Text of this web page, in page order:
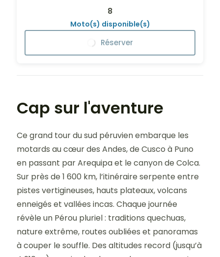
8
Moto(s) disponible(s)
Réserver
Cap sur l'aventure
Ce grand tour du sud péruvien embarque les
motards au cœur des Andes, de Cusco à Puno
en passant par Arequipa et le canyon de Colca.
Sur près de 1 600 km, l’itinéraire serpente entre
pistes vertigineuses, hauts plateaux, volcans
enneigés et vallées incas. Chaque journée
révèle un Pérou pluriel : traditions quechuas,
nature extrême, routes oubliées et panoramas
à couper le souffle. Des altitudes record (jusqu’à